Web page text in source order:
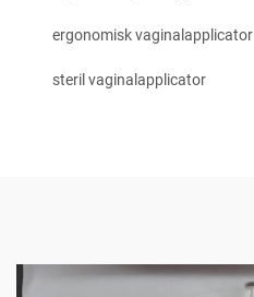
ergonomisk vaginalapplicator
steril vaginalapplicator